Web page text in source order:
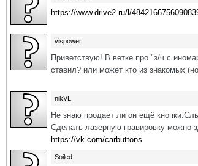
https://www.drive2.ru/l/
vispower
Приветствую! В ветке про "з/ч с
ставил? или может кто из знакомых
nikVL
Не знаю продает ли он ещё
Сделать лазерную гравировку можно
https://vk.com/carbuttons
Soiled